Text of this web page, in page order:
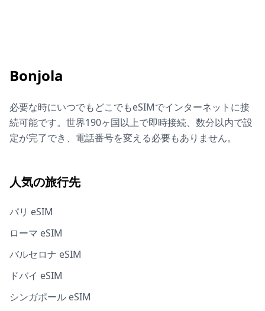
Bonjola
必要な時にいつでもどこでもeSIMでインターネットに接
続可能です。世界190ヶ国以上で即時接続、数分以内で設
定が完了でき、電話番号を変える必要もありません。
人気の旅行先
パリ eSIM
ローマ eSIM
バルセロナ eSIM
ドバイ eSIM
シンガポール eSIM